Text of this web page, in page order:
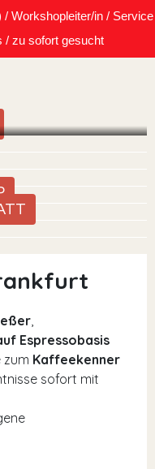
Workshopleiter/in / Service
/ zu sofort gesucht
,
Espressobasis
zum Kaffeekenner
sofort mit